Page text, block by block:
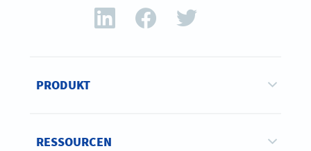
PRODUKT
RESSOURCEN